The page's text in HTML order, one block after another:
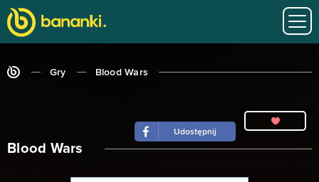
Gry Blood Wars
Udostępnij
Blood Wars